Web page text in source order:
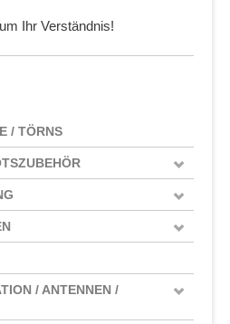
Ihr Verständnis!
/ TÖRNS
/ ANTENNEN /